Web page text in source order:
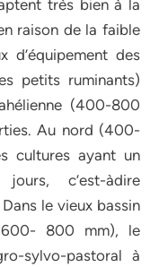
très bien à la
raison de la faible
d’équipement des
petits ruminants)
(400-800
Au nord (400-
cultures ayant un
c’est-àdire
le vieux bassin
800 mm), le
sylvo-pastoral à